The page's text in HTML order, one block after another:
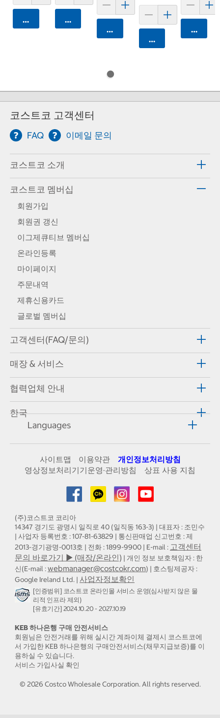
카트에 담기 카트에 담기
카트에 담기
카트에 담기
카트에
코스트코 고객센터
FAQ 이메일 문의
코스트코 소개
코스트코 멤버십
회원가입
회원권 갱신
이그제큐티브 멤버십
온라인등록
마이페이지
주문내역
제휴신용카드
글로벌 멤버십
고객센터(FAQ/문의)
매장 & 서비스
협력업체 안내
한국
Languages
사이트맵 이용약관
개인정보처리방침
영상정보처리기기운영·관리방침
상표 사용 지침
(주)코스트코 코리아
14347 경기도 광명시 일직로 40 (일직동 163-3) | 대표자 : 조민수
| 사업자 등록번호 : 107-81-63829 | 통신판매업 신고번호 : 제
2013-경기광명-0013호 | 전화 : 1899-9900 | E-mail : 고객센터
문의 바로가기 ▶ (매장/온라인) | 개인 정보 보호책임자 : 한
신(E-mail :webmanager@costcokr.com) | 호스팅제공자 :
Google Ireland Ltd. | 사업자정보확인
[인증범위] 코스트코 온라인몰 서비스 운영(심사받지 않은 물
리적 인프라 제외)
[유효기간] 2024.10.20 - 2027.10.19
KEB 하나은행 구매 안전서비스
회원님은 안전거래를 위해 실시간 계좌이체 결제시 코스트코에
서 가입한 KEB 하나은행의 구매안전서비스(채무지급보증)를 이
용하실 수 있습니다.
서비스 가입사실 확인
© 2026 Costco Wholesale Corporation.All rights reserved.